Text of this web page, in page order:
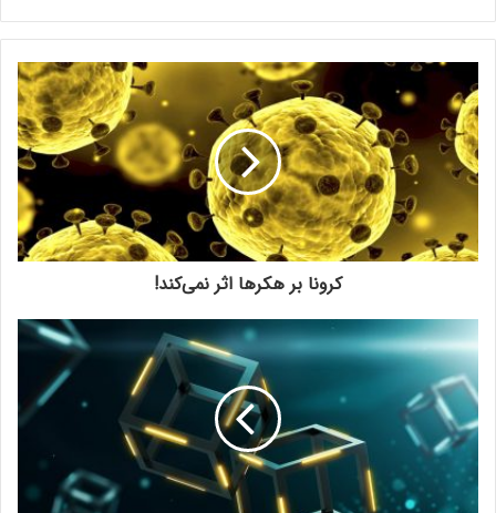
کرونا بر هکرها اثر نمی‌کند!